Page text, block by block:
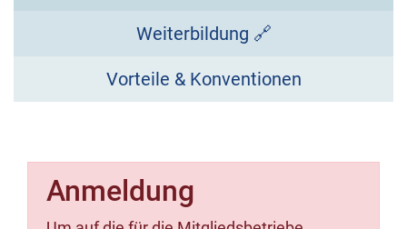
Weiterbildung 🔗
Vorteile & Konventionen
Anmeldung